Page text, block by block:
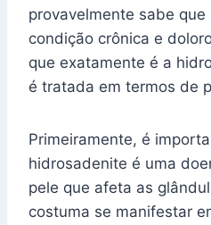
provavelmente sabe
condição crônica e
que exatamente é a
é tratada em termos de
Primeiramente, é
hidrosadenite é uma
pele que afeta as
costuma se manifestar